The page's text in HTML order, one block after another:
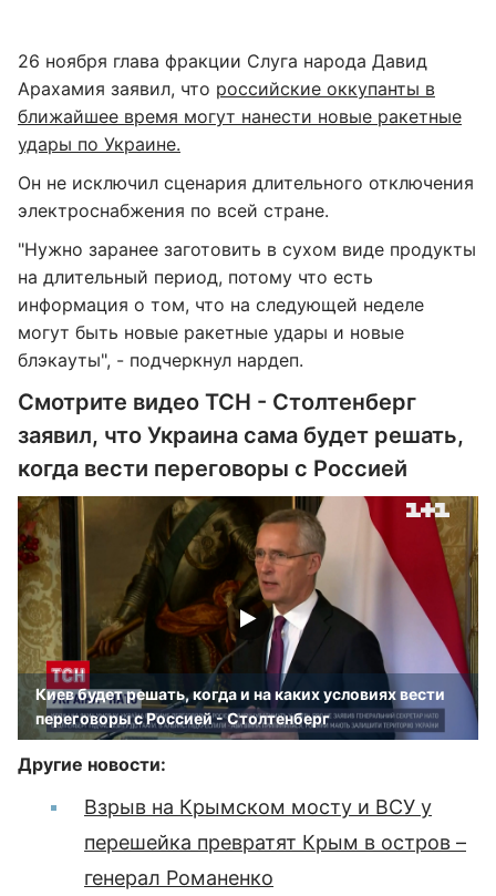
26 ноября глава фракции Слуга народа Давид
Арахамия заявил, что российские оккупанты в
ближайшее время могут нанести новые ракетные
удары по Украине.
Он не исключил сценария длительного отключения
электроснабжения по всей стране.
"Нужно заранее заготовить в сухом виде продукты
на длительный период, потому что есть
информация о том, что на следующей неделе
могут быть новые ракетные удары и новые
блэкауты", - подчеркнул нардеп.
Смотрите видео ТСН - Столтенберг
заявил, что Украина сама будет решать,
когда вести переговоры с Россией
Киев будет решать, когда и на каких условиях вести
переговоры с Россией - Столтенберг
Другие новости:
Взрыв на Крымском мосту и ВСУ у
перешейка превратят Крым в остров –
генерал Романенко